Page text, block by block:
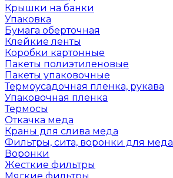
Крышки на банки
Упаковка
Бумага оберточная
Клейкие ленты
Коробки картонные
Пакеты полиэтиленовые
Пакеты упаковочные
Термоусадочная пленка, рукава
Упаковочная пленка
Термосы
Откачка меда
Краны для слива меда
Фильтры, сита, воронки для меда
Воронки
Жесткие фильтры